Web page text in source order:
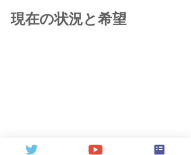
現在の状況と希望